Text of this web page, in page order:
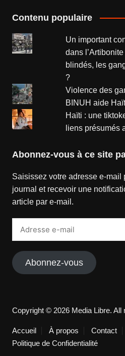
Contenu populaire
Un important
dans
blindés, les
?
Violence des
BINUH aide
Haïti : une
liens présumés
Abonnez-vous à ce site
Saisissez votre adresse e-mail
journal et recevoir une
article par e-mail.
Abonnez-vous
Copyright © 2026 Media Libre. All
Accueil À propos
Contact
Politique de Confidentialité